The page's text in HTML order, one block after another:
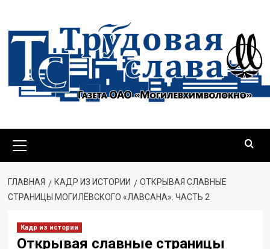
содержимому
меню
ГЛАВНАЯ КАДР ИЗ ИСТОРИИ
ОТКРЫВАЯ СЛАВНЫЕ
СТРАНИЦЫ МОГИЛЁВСКОГО «ЛАВСАНА». ЧАСТЬ 2
Кадр из истории
Открывая славные страницы